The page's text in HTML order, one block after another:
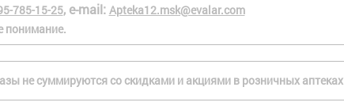
785-15-25, e-mail: Apteka12.msk@evalar.com
понимание.
не суммируются со скидками и акциями в розничных аптеках